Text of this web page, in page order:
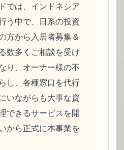
では、インドネシア
う中で、日系の投資
方から入居者募集＆
数多くご相談を受け
り、オーナー様の不
し、各種窓口を代行
いながらも大事な資
できるサービスを開
から正式に本事業を